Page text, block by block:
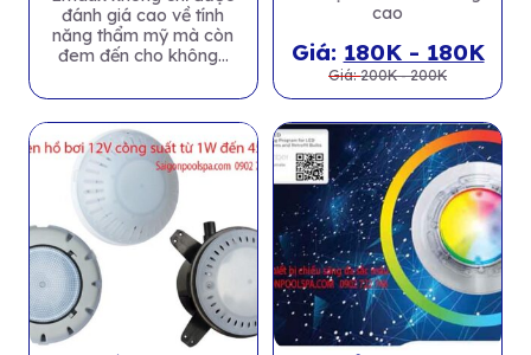
đánh giá cao về tính
năng thẩm mỹ mà còn
đem đến cho không...
cao
Giá: 180K - 180K
Giá:200K - 200K